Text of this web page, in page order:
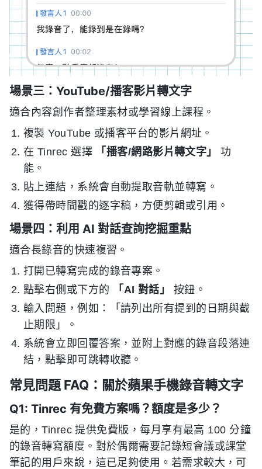
場景三：YouTube/播客影片轉文字
適合內容創作者整理素材或學習線上課程。
複製 YouTube 或播客平台的影片網址。
在 Tinrec 選擇
「播客/網路影片轉文字」
功
能。
貼上連結，系統會自動提取音軌並轉寫。
獲得帶時間戳的逐字稿，方便剪輯或引用。
場景四：利用 AI 對話查詢挖掘重點
適合長錄音的快速複習。
打開已轉寫完成的錄音專案。
點擊右側或下方的
「AI 對話」
按鈕。
輸入問題，例如：「請列出所有提到的日期與截
止期限」。
系統會立即回覆答案，並附上對應的錄音段落連
結，點擊即可跳轉收聽。
常見問題 FAQ：關於蘋果手機錄音轉文字
Q1: Tinrec 有免費方案嗎？額度是多少？
是的，Tinrec 提供免費版，每月享有最高 100 分鐘
的錄音轉寫額度。對於偶爾需要記錄短會議或課堂
筆記的用戶來說，這已足夠使用。若需求較大，可